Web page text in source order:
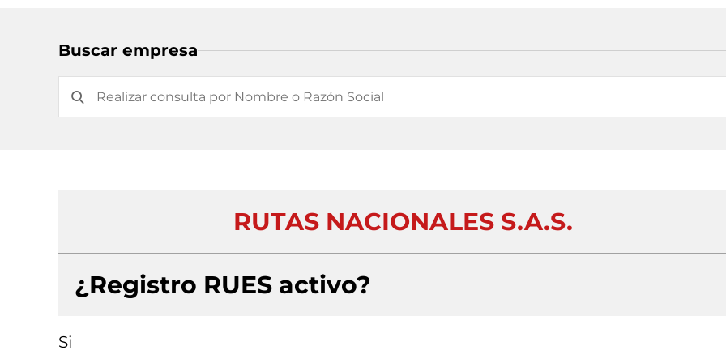
Buscar empresa
RUTAS NACIONALES S.A.S.
¿Registro RUES activo?
Si